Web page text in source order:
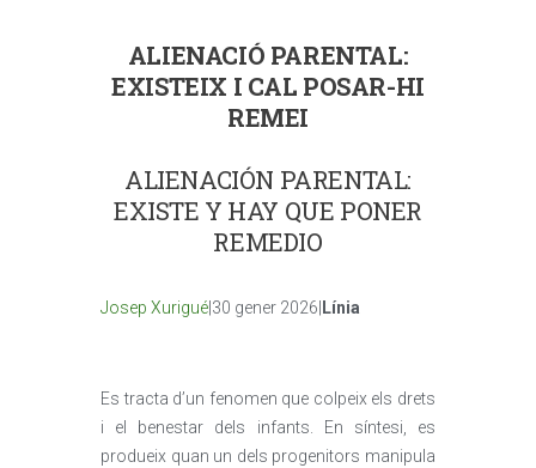
ALIENACIÓ PARENTAL:
EXISTEIX I CAL POSAR-HI
REMEI
ALIENACIÓN PARENTAL:
EXISTE Y HAY QUE PONER
REMEDIO
Josep Xurigué |30 gener 2026| Línia
Es tracta d’un fenomen que colpeix els drets
i el benestar dels infants. En síntesi, es
produeix quan un dels progenitors manipula